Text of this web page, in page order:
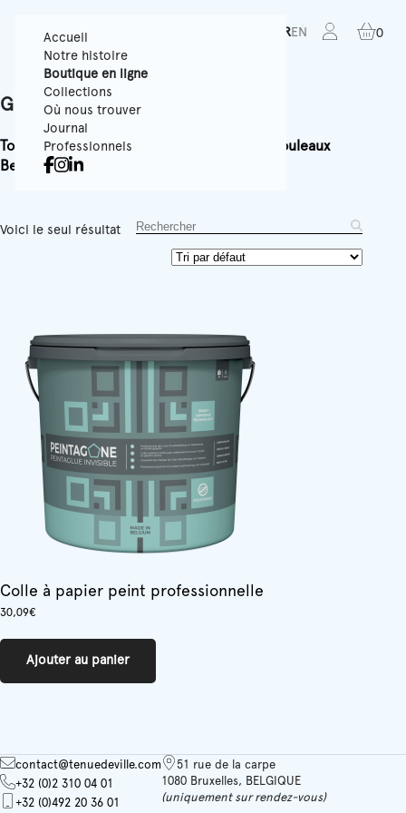
Accueil
Notre histoire
Boutique en ligne
Collections
Où nous trouver
Journal
Professionnels
FREN 0
Glue
Tous Papiers Peints Texturés
Rouleaux
Best-sellersAccessoires
Voici le seul résultat
Colle à papier peint professionnelle
30,09€
Ajouter au panier
contact@tenuedeville.com
+32 (0)2 310 04 01
+32 (0)492 20 36 01
51 rue de la carpe
1080 Bruxelles, BELGIQUE
(uniquement sur rendez-vous)